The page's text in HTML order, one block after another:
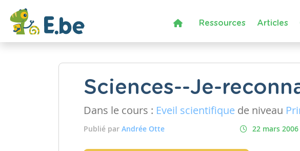
Ressources Articles
Sciences--Je-
Dans le cours : Eveil scientifique de niveau
Publié par Andrée Otte 22 mars 2006